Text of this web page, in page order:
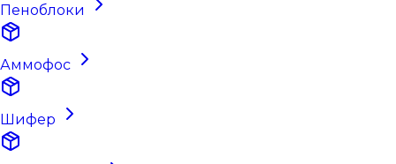
Пеноблоки
Аммофос
Шифер